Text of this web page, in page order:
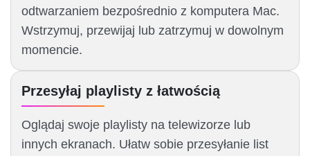
odtwarzaniem bezpośrednio z komputera Mac.
Wstrzymuj, przewijaj lub zatrzymuj w dowolnym
momencie.
Przesyłaj playlisty z łatwością
Oglądaj swoje playlisty na telewizorze lub
innych ekranach. Ułatw sobie przesyłanie list